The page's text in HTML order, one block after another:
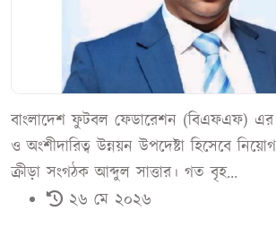
বাংলাদেশ ফুটবল ফেডারেশন (বিএফএফ) এর
ও অংশীদারিত্ব উন্নয়ন উপদেষ্টা হিসেবে
ক্রীড়া সংগঠক আব্দুল সাত্তার। গত বৃহ...
২৬ মে ২০২৬